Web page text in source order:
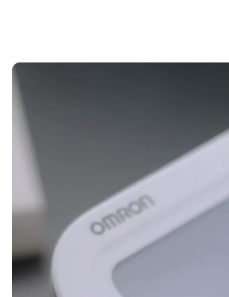
Padėsime išsirinkti Jums
produktą, paskambinkite ar